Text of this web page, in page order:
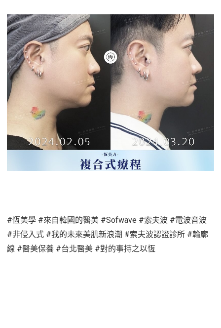
#恆美學 #來自韓國的醫美 #Sofwave #索夫波 #電波音波
#非侵入式 #我的未來美肌新浪潮 #索夫波認證診所 #輪廓
線 #醫美保養 #台北醫美 #對的事持之以恆